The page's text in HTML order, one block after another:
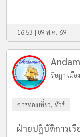
16:53 | 09 ส.ค. 69
รัษฎา เมือ
การท่องเที่ยว, ทัวร์
ฝ่ายปฏิบัติการเรื